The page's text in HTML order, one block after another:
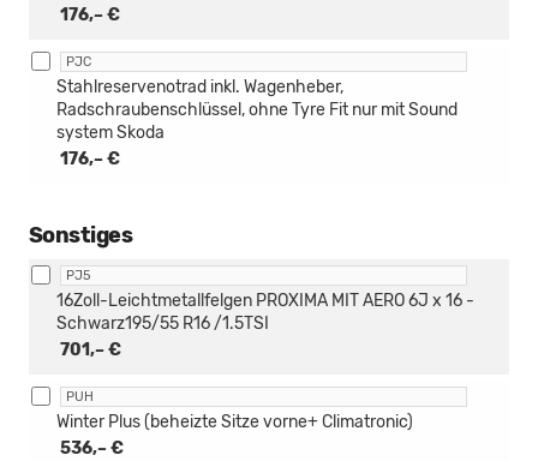
176,– €
PJC
176,– €
Stahlreservenotrad inkl. Wagenheber,
Radschraubenschlüssel, ohne Tyre Fit nur mit Sound
system Skoda
Sonstiges
PJ5
701,– €
16Zoll-Leichtmetallfelgen PROXIMA MIT AERO 6J x 16 -
Schwarz195/55 R16 /1.5TSI
PUH
536,– €
Winter Plus (beheizte Sitze vorne+ Climatronic)